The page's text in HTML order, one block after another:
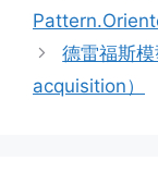
德雷福斯
acquisition）